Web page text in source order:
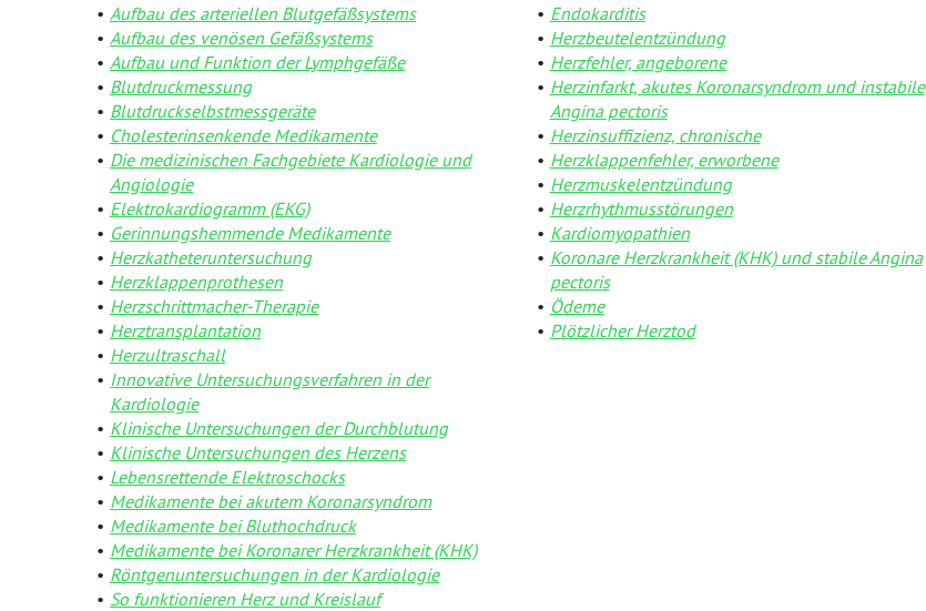
Rheumatologische Erkrankungen
Blut, Krebs und Infektionen
Haut, Haare und Nägel
Psychische Erkrankungen
Neurologie
Schmerz- und Schlafmedizin
Frauenkrankheiten
Männerkrankheiten
Aufbau des arteriellen Blutgefäßsystems
Aufbau des venösen Gefäßsystems
Aufbau und Funktion der Lymphgefäße
Blutdruckmessung
Blutdruckselbstmessgeräte
Cholesterinsenkende Medikamente
Die medizinischen Fachgebiete Kardiologie und
Angiologie
Elektrokardiogramm (EKG)
Gerinnungshemmende Medikamente
Herzkatheteruntersuchung
Herzklappenprothesen
Herzschrittmacher-Therapie
Herztransplantation
Herzultraschall
Innovative Untersuchungsverfahren in der
Kardiologie
Klinische Untersuchungen der Durchblutung
Klinische Untersuchungen des Herzens
Lebensrettende Elektroschocks
Medikamente bei akutem Koronarsyndrom
Medikamente bei Bluthochdruck
Medikamente bei Koronarer Herzkrankheit (KHK)
Röntgenuntersuchungen in der Kardiologie
So funktionieren Herz und Kreislauf
Endokarditis
Herzbeutelentzündung
Herzfehler, angeborene
Herzinfarkt, akutes Koronarsyndrom und instabile
Angina pectoris
Herzinsuffizienz, chronische
Herzklappenfehler, erworbene
Herzmuskelentzündung
Herzrhythmusstörungen
Kardiomyopathien
Koronare Herzkrankheit (KHK) und stabile Angina
pectoris
Ödeme
Plötzlicher Herztod